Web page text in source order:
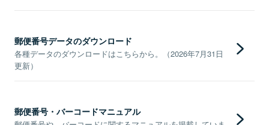
郵便番号データのダウンロード
各種データのダウンロードはこちらから。（2026年7月31日
更新）
郵便番号・バーコードマニュアル